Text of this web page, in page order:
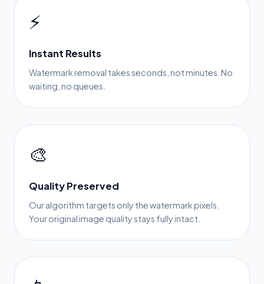
⚡
Instant Results
Watermark removal takes seconds, not minutes. No
waiting, no queues.
🎨
Quality Preserved
Our algorithm targets only the watermark pixels.
Your original image quality stays fully intact.